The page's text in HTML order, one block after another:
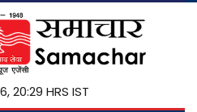
20:29 HRS IST